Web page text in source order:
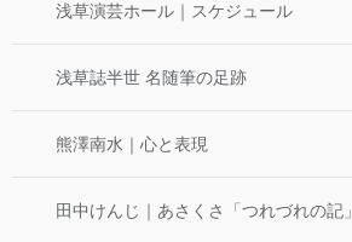
浅草演芸ホール｜スケジュール
浅草誌半世 名随筆の足跡
熊澤南水｜心と表現
田中けんじ｜あさくさ「つれづれの記」